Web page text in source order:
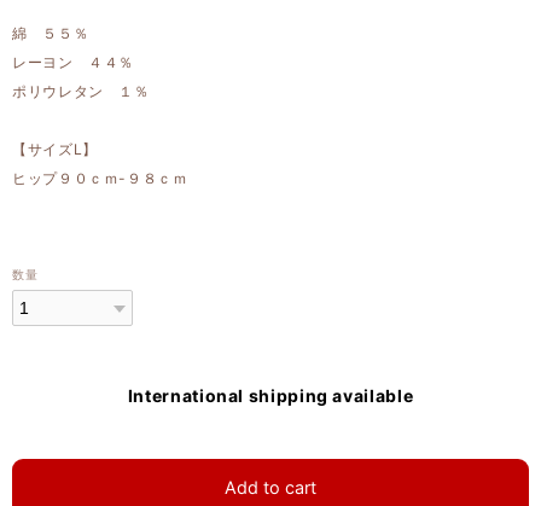
綿 ５５％
レーヨン ４４％
ポリウレタン １％
【サイズL】
ヒップ９０ｃｍ-９８ｃｍ
数量
International shipping available
Add to cart